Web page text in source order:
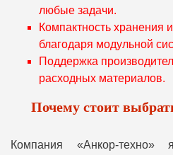
любые задачи.
Компактность хранения
благодаря модульной
Поддержка
расходных материалов.
Почему стоит
Компания «Анкор-техно»